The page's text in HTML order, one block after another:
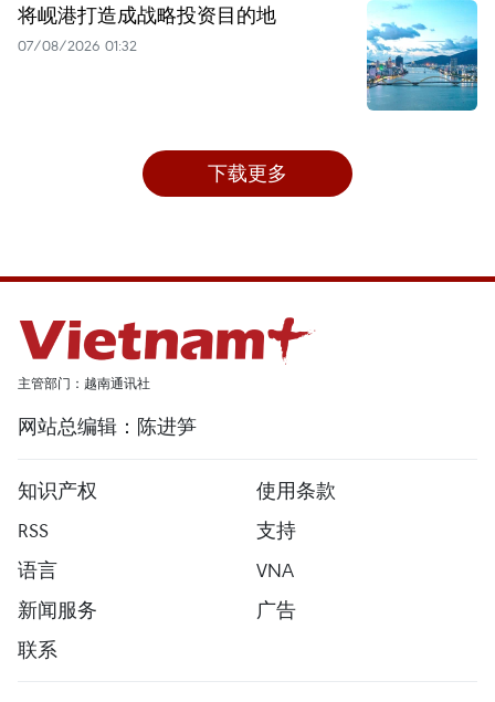
将岘港打造成战略投资目的地
07/08/2026 01:32
下载更多
主管部门：越南通讯社
网站总编辑：陈进笋
知识产权
使用条款
RSS
支持
语言
VNA
新闻服务
广告
联系